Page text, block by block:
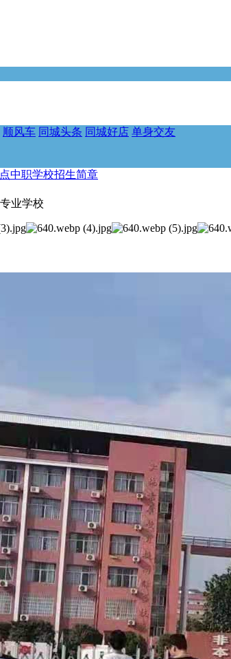
顺风车 同城头条 同城好店 单身交友
中职学校招生简章
业学校